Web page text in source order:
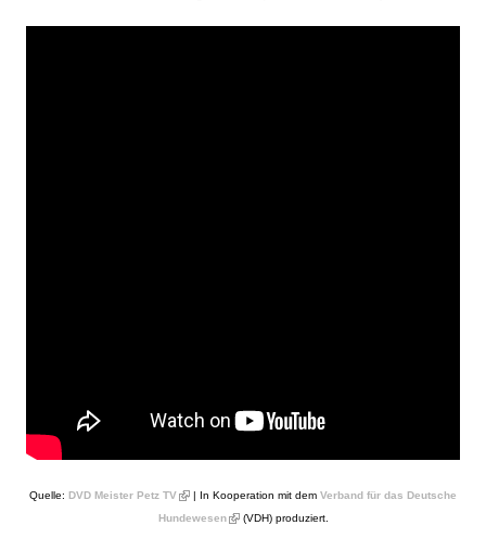
Quelle: DVD Meister Petz TV
i
| In Kooperation mit dem Verband für das Deutsche
Hundewesen
(VDH) produziert.